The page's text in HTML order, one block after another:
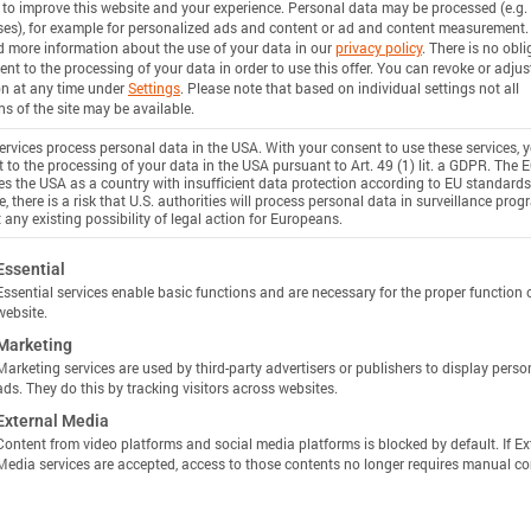
Unlock more specs in Batemo Insights
使用 INSIGHTS 解锁
improve this website and your experience. Personal data may be processed (e.g.
for example for personalized ads and content or ad and content measurement.
more information about the use of your data in ourprivacy policy. There is no
to the processing of your data in order to use this offer. You can revoke or
at any time underSettings. Please note that based on individual settings not all
of the site may be available.
process personal data in the USA. With your consent to use these services,
to the processing of your data in the USA pursuant to Art. 49 (1) lit. a GDPR. The
the USA as a country with insufficient data protection according to EU
there is a risk that U.S. authorities will process personal data in surveillance
existing possibility of legal action for Europeans.
following is a list of service groups for which consent
services enable basic functions and are necessary for the proper function
services are used by third-party advertisers or publishers to display
They do this by tracking visitors across websites.
Media
from video platforms and social media platforms is blocked by default. If
services are accepted, access to those contents no longer requires manual